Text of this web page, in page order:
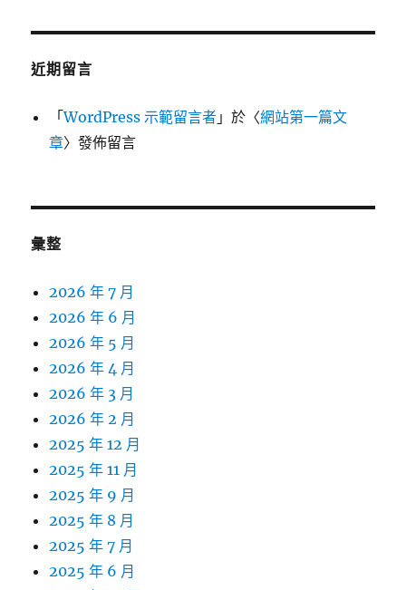
近期留言
「WordPress 示範留言者 」於〈網站第一篇文
章〉發佈留言
彙整
2026 年 7 月
2026 年 6 月
2026 年 5 月
2026 年 4 月
2026 年 3 月
2026 年 2 月
2025 年 12 月
2025 年 11 月
2025 年 9 月
2025 年 8 月
2025 年 7 月
2025 年 6 月